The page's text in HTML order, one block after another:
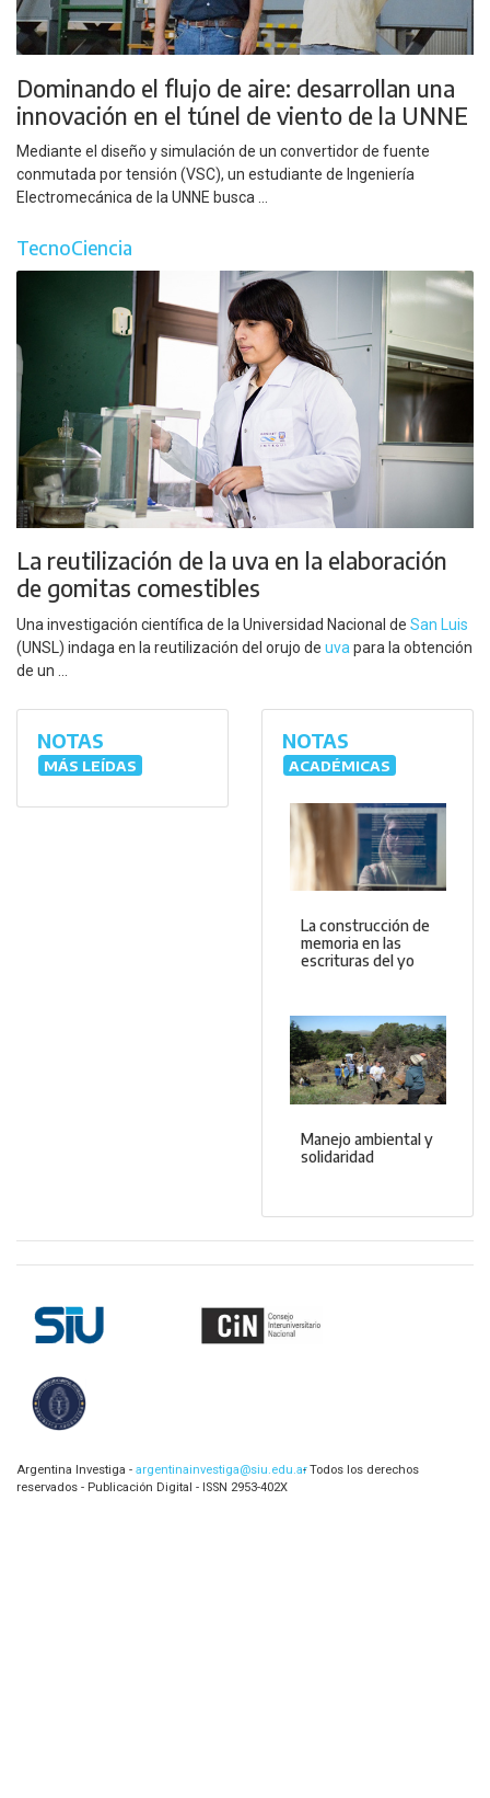
Dominando el flujo de aire: desarrollan una
innovación en el túnel de viento de la UNNE
Mediante el diseño y simulación de un convertidor de fuente
conmutada por tensión (VSC), un estudiante de Ingeniería
Electromecánica de la UNNE busca ...
TecnoCiencia
La reutilización de la uva en la elaboración
de gomitas comestibles
Una investigación científica de la Universidad Nacional de San Luis
(UNSL) indaga en la reutilización del orujo de uva para la obtención
de un ...
NOTAS
MÁS LEÍDAS
NOTAS
ACADÉMICAS
La construcción de
memoria en las
escrituras del yo
Manejo ambiental y
solidaridad
Argentina Investiga - argentinainvestiga@siu.edu.ar- Todos los derechos
reservados - Publicación Digital - ISSN 2953-402X